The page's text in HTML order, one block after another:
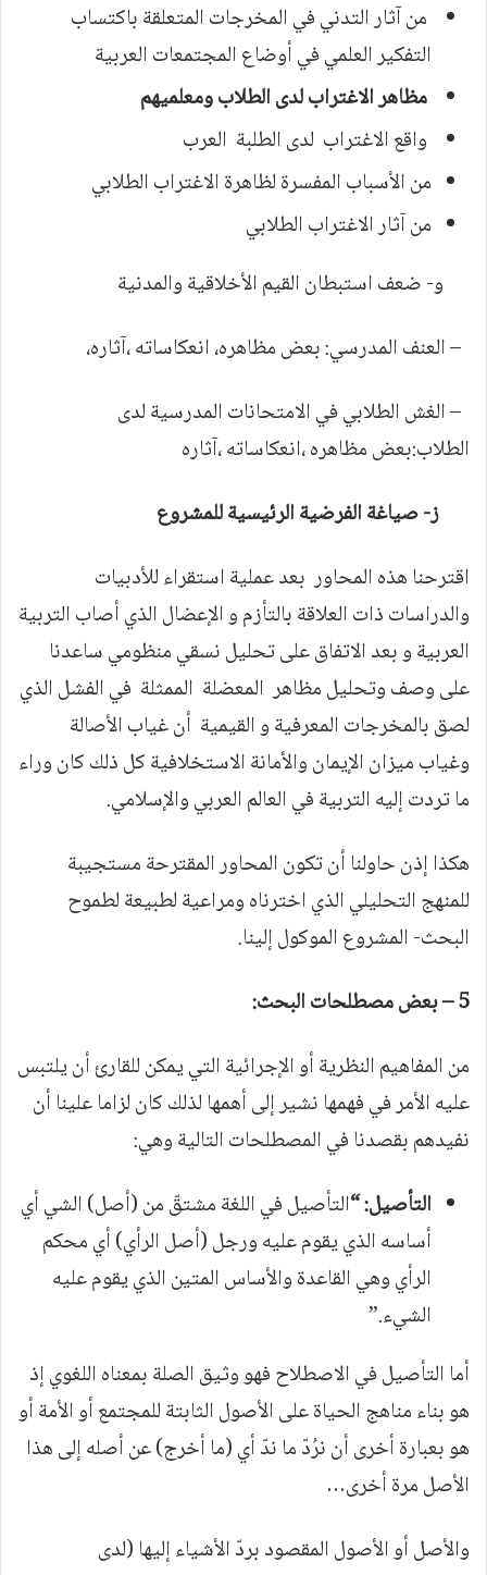
من آثار التدني في المخرجات المتعلقة باكتساب
التفكير العلمي في أوضاع المجتمعات العربية
مظاهر الاغتراب لدى الطلاب ومعلميهم
واقع الاغتراب لدى الطلبة العرب
من الأسباب المفسرة لظاهرة الاغتراب الطلابي
من آثار الاغتراب الطلابي
و- ضعف استبطان القيم الأخلاقية والمدنية
– العنف المدرسي: بعض مظاهره، انعكاساته ،آثاره،
– الغش الطلابي في الامتحانات المدرسية لدى
الطلاب:بعض مظاهره ،انعكاساته ،آثاره
ز- صياغة الفرضية الرئيسية للمشروع
اقترحنا هذه المحاور بعد عملية استقراء للأدبيات
والدراسات ذات العلاقة بالتأزم و الإعضال الذي أصاب التربية
العربية و بعد الاتفاق على تحليل نسقي منظومي ساعدنا
على وصف وتحليل مظاهر المعضلة الممثلة في الفشل الذي
لصق بالمخرجات المعرفية و القيمية أن غياب الأصالة
وغياب ميزان الإيمان والأمانة الاستخلافية كل ذلك كان وراء
ما تردت إليه التربية في العالم العربي والإسلامي.
هكذا إذن حاولنا أن تكون المحاور المقترحة مستجيبة
للمنهج التحليلي الذي اخترناه ومراعية لطبيعة لطموح
البحث- المشروع الموكول إلينا.
5 – بعض مصطلحات البحث:
من المفاهيم النظرية أو الإجرائية التي يمكن للقارئ أن يلتبس
عليه الأمر في فهمها نشير إلى أهمها لذلك كان لزاما علينا أن
نفيدهم بقصدنا في المصطلحات التالية وهي:
التأصيل:“التأصيل في اللغة مشتقّ من (أصل) الشي أي
أساسه الذي يقوم عليه ورجل (أصل الرأي) أي محكم
الرأي وهي القاعدة والأساس المتين الذي يقوم عليه
الشيء.”
أما التأصيل في الاصطلاح فهو وثيق الصلة بمعناه اللغوي إذ
هو بناء مناهج الحياة على الأصول الثابتة للمجتمع أو الأمة أو
هو بعبارة أخرى أن نرُدّ ما ندّ أي (ما أخرج) عن أصله إلى هذا
الأصل مرة أخرى…
والأصل أو الأصول المقصود بردّ الأشياء إليها (لدى